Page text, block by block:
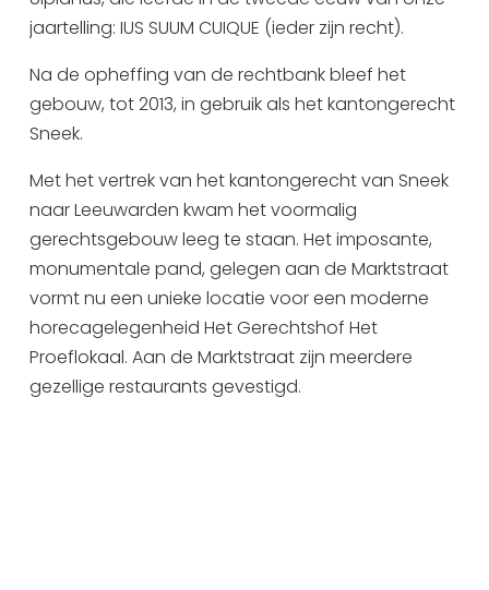
jaartelling: IUS SUUM CUIQUE (ieder zijn recht).
Na de opheffing van de rechtbank bleef het
gebouw, tot 2013, in gebruik als het kantongerecht
Sneek.
Met het vertrek van het kantongerecht van Sneek
naar Leeuwarden kwam het voormalig
gerechtsgebouw leeg te staan. Het imposante,
monumentale pand, gelegen aan de Marktstraat
vormt nu een unieke locatie voor een moderne
horecagelegenheid Het Gerechtshof Het
Proeflokaal. Aan de Marktstraat zijn meerdere
gezellige restaurants gevestigd.